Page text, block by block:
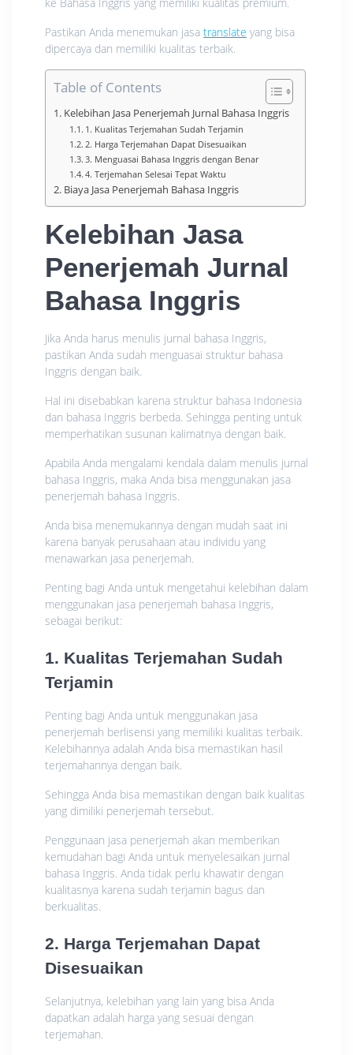
ke Bahasa Inggris yang memiliki kualitas premium.
Pastikan Anda menemukan jasa translate yang bisa
dipercaya dan memiliki kualitas terbaik.
Table of Contents
Kelebihan Jasa Penerjemah Jurnal Bahasa Inggris
1. Kualitas Terjemahan Sudah Terjamin
2. Harga Terjemahan Dapat Disesuaikan
3. Menguasai Bahasa Inggris dengan Benar
4. Terjemahan Selesai Tepat Waktu
Biaya Jasa Penerjemah Bahasa Inggris
Kelebihan Jasa
Penerjemah Jurnal
Bahasa Inggris
Jika Anda harus menulis jurnal bahasa Inggris,
pastikan Anda sudah menguasai struktur bahasa
Inggris dengan baik.
Hal ini disebabkan karena struktur bahasa Indonesia
dan bahasa Inggris berbeda. Sehingga penting untuk
memperhatikan susunan kalimatnya dengan baik.
Apabila Anda mengalami kendala dalam menulis jurnal
bahasa Inggris, maka Anda bisa menggunakan jasa
penerjemah bahasa Inggris.
Anda bisa menemukannya dengan mudah saat ini
karena banyak perusahaan atau individu yang
menawarkan jasa penerjemah.
Penting bagi Anda untuk mengetahui kelebihan dalam
menggunakan jasa penerjemah bahasa Inggris,
sebagai berikut:
1. Kualitas Terjemahan Sudah
Terjamin
Penting bagi Anda untuk menggunakan jasa
penerjemah berlisensi yang memiliki kualitas terbaik.
Kelebihannya adalah Anda bisa memastikan hasil
terjemahannya dengan baik.
Sehingga Anda bisa memastikan dengan baik kualitas
yang dimiliki penerjemah tersebut.
Penggunaan jasa penerjemah akan memberikan
kemudahan bagi Anda untuk menyelesaikan jurnal
bahasa Inggris. Anda tidak perlu khawatir dengan
kualitasnya karena sudah terjamin bagus dan
berkualitas.
2. Harga Terjemahan Dapat
Disesuaikan
Selanjutnya, kelebihan yang lain yang bisa Anda
dapatkan adalah harga yang sesuai dengan
terjemahan.